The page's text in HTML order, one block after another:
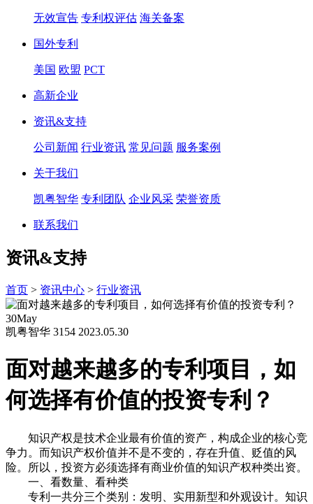
无效宣告 专利权评估 海关备案
国外专利
美国 欧盟 PCT
高新企业
资讯&支持
公司新闻 行业资讯 常见问题 服务案例
关于我们
凯粤智华 专利团队 企业风采 荣誉资质
联系我们
资讯&支持
首页 > 资讯中心 > 行业资讯
30May
凯粤智华 3154 2023.05.30
面对越来越多的专利项目，如
何选择有价值的投资专利？
知识产权是技术企业最有价值的资产，构成企业的核心竞
争力。而知识产权价值并不是不变的，存在升值、贬值的风
险。所以，投资方必须选择有商业价值的知识产权种类出资。
一、看数量、看种类
专利一共分三个类别：发明、实用新型和外观设计。知识